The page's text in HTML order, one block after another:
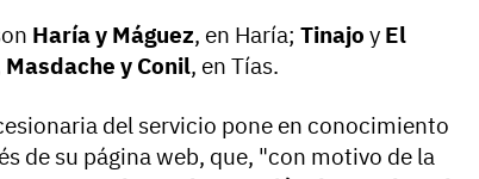
Haría y Máguez, en Haría; Tinajo y El
Masdache y Conil, en Tías.
del servicio pone en conocimiento
de su página web, que, "con motivo de la